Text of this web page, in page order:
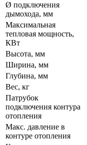
Ø подключения
дымохода, мм
Максимальная
тепловая мощность,
КВт
Высота, мм
Ширина, мм
Глубина, мм
Вес, кг
Патрубок
подключения контура
отопления
Макс. давление в
контуре отопления